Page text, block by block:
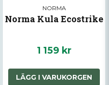
NORMA
Norma Kula Ecostrike
1 159 kr
LÄGG I VARUKORGEN